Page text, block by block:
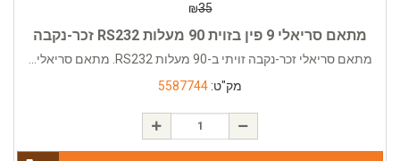
₪35
מתאם סריאלי 9 פין בזוית 90 מעלות RS232 זכר-נקבה
מתאם סריאלי זכר-נקבה זויתי ב-90 מעלות RS232. מתאם סריאלי...
מק"ט: 5587744